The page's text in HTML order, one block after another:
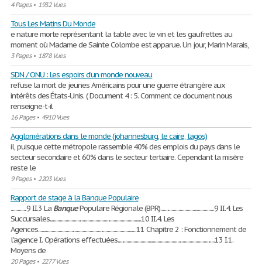
4 Pages• 1932 Vues
Tous Les Matins Du Monde
e nature morte représentant la table avec le vin et les gaufrettes au
moment où Madame de Sainte Colombe est apparue. Un jour, Marin Marais,
3 Pages• 1878 Vues
SDN / ONU : Les espoirs d’un monde nouveau
refuse la mort de jeunes Américains pour une guerre étrangère aux
intérêts des États-Unis. ( Document 4 : 5. Comment ce document nous
renseigne-t-il
16 Pages• 4910 Vues
Agglomérations dans le monde (johannesburg, le caire, lagos)
il, puisque cette métropole rassemble 40% des emplois du pays dans le
secteur secondaire et 60% dans le secteur tertiaire. Cependant la misère
reste le
9 Pages• 2203 Vues
Rapport de stage à la Banque Populaire
..............9 II.3 La BanquePopulaire Régionale (BPR)...............................................9 II.4. Les
Succursales................................................................................10 II.4. Les
Agences......................................................................................11 Chapitre 2 : Fonctionnement de
l'agence I. Opérations effectuées.....................................................................................13 I.1.
Moyens de
20 Pages• 2277 Vues